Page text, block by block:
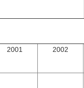
2001 2002